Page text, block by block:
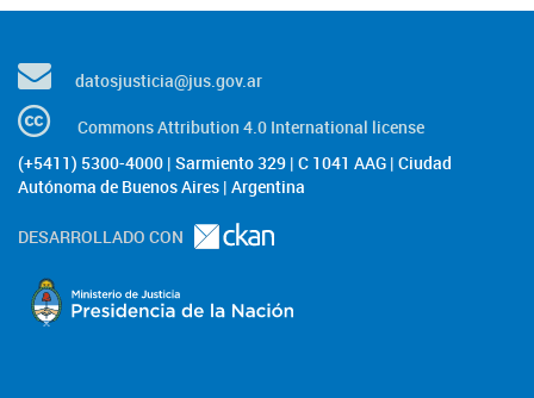
datosjusticia@jus.gov.ar
Commons Attribution 4.0 International license
(+5411) 5300-4000 | Sarmiento 329 | C 1041 AAG | Ciudad
Autónoma de Buenos Aires | Argentina
DESARROLLADO CON